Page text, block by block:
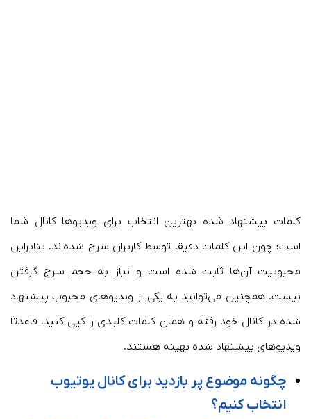
کلمات پیشنهاد شده بهترین انتخاب برای ویدیوها کانال شما
است؛ چون این کلمات دقیقا توسط کاربران سرچ شده‌اند. بنابراین
محبوبیت آن‌ها ثابت شده است و نیاز به حجم سرچ گرفتن
نیست. همچنین می‌توانید به یکی از ویدیوهای محبوب پیشنهاد
شده در کانال خود رفته و همان کلمات کلیدی را کپی کنید، قاعدتا
ویدیوهای پیشنهاد شده بهینه هستند.
چگونه موضوع پر بازدید برای کانال یوتیوب
انتخاب کنیم؟